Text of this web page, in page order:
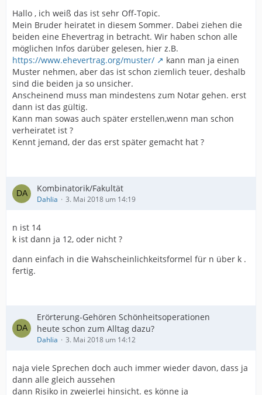
Hallo , ich weiß das ist sehr Off-Topic.
Mein Bruder heiratet in diesem Sommer. Dabei ziehen die
beiden eine Ehevertrag in betracht. Wir haben schon alle
möglichen Infos darüber gelesen, hier z.B.
https://www.ehevertrag.org/muster/
kann man ja einen
Muster nehmen, aber das ist schon ziemlich teuer, deshalb
sind die beiden ja so unsicher.
Anscheinend muss man mindestens zum Notar gehen. erst
dann ist das gültig.
Kann man sowas auch später erstellen,wenn man schon
verheiratet ist ?
Kennt jemand, der das erst später gemacht hat ?
Kombinatorik/Fakultät
Dahlia 3. Mai 2018 um 14:19
n ist 14
k ist dann ja 12, oder nicht ?
dann einfach in die Wahscheinlichkeitsformel für n über k .
fertig.
Erörterung-Gehören Schönheitsoperationen
heute schon zum Alltag dazu?
Dahlia 3. Mai 2018 um 14:12
naja viele Sprechen doch auch immer wieder davon, dass ja
dann alle gleich aussehen
dann Risiko in zweierlei hinsicht. es könne ja